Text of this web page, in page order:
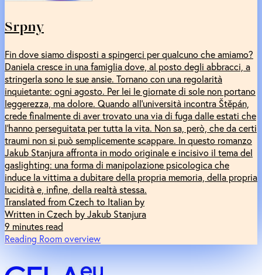
Srpny
Fin dove siamo disposti a spingerci per qualcuno che amiamo?
Daniela cresce in una famiglia dove, al posto degli abbracci, a
stringerla sono le sue ansie. Tornano con una regolarità
inquietante: ogni agosto. Per lei le giornate di sole non portano
leggerezza, ma dolore. Quando all’università incontra Štěpán,
crede finalmente di aver trovato una via di fuga dalle estati che
l’hanno perseguitata per tutta la vita. Non sa, però, che da certi
traumi non si può semplicemente scappare. In questo romanzo
Jakub Stanjura affronta in modo originale e incisivo il tema del
gaslighting: una forma di manipolazione psicologica che
induce la vittima a dubitare della propria memoria, della propria
lucidità e, infine, della realtà stessa.
Translated from Czech to Italian by
Written in Czech by Jakub Stanjura
9 minutes read
Reading Room overview